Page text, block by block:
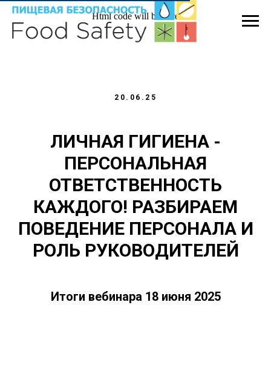
Html code will be here
20.06.25
ЛИЧНАЯ ГИГИЕНА -
ПЕРСОНАЛЬНАЯ
ОТВЕТСТВЕННОСТЬ
КАЖДОГО! РАЗБИРАЕМ
ПОВЕДЕНИЕ ПЕРСОНАЛА И
РОЛЬ РУКОВОДИТЕЛЕЙ
Итоги вебинара 18 июня 2025